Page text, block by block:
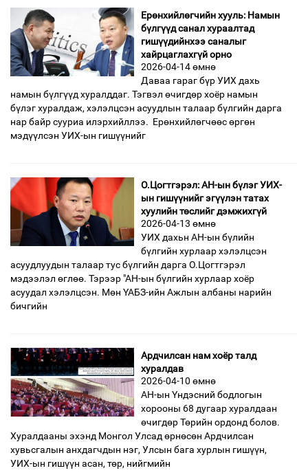
Ерөнхийлөгчийн хууль: Намын
бүлгүүд санал хураалтад
гишүүдийнхээ саналыг
хайрцаглахгүй орно
2026-04-14 өмнө
Даваа гараг бүр УИХ дахь
намын бүлгүүд хуралддаг. Тэгвэл өчигдөр хоёр намын
бүлэг хуралдаж, хэлэлцсэн асуудлын талаар бүлгийн дарга
нар байр сууриа илэрхийллээ. Ерөнхийлөгчөөс өргөн
мэдүүлсэн УИХ-ын гишүүнийг
О.Цогтгэрэл: АН-ын бүлэг УИХ-
ын гишүүнийг эгүүлэн татах
хуулийн төслийг дэмжихгүй
2026-04-13 өмнө
УИХ дахьн АН-ын бүлийн
бүлгийн хурлаар хэлэлцсэн
асуудлуудын талаар тус бүлгийн дарга О.Цогтгэрэл
мэдээлэл өглөө. Тэрээр "АН-ын бүлгийн хурлаар хоёр
асуудал хэлэлцсэн. Мөн ҮАБЗ-ийн Ажлын албаны нарийн
бичгийн
Ардчилсан нам хоёр талд
хуралдав
2026-04-10 өмнө
АН-ын Үндэсний бодлогын
хорооны 68 дугаар хуралдаан
өчигдөр Төрийн ордонд болов.
Хуралдааны эхэнд Монгол Улсад өрнөсөн Ардчилсан
хувьсгалын анхдагчдын нэг, Улсын бага хурлын гишүүн,
УИХ-ын гишүүн асан, төр, нийгмийн